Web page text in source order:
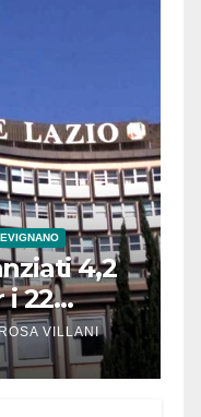
4,2
i 22
VILLANI